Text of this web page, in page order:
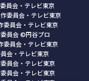
員会・テレビ東京
委員会・テレビ東京
員会・テレビ東京
員会 ©円谷プロ
員会・テレビ東京
会・テレビ東京
員会・テレビ東京
員会・テレビ東京